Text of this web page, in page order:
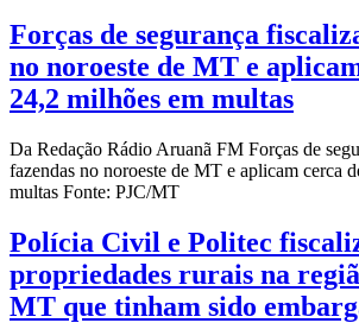
Forças de segurança
no noroeste de MT e
24,2 milhões em multas
Da Redação Rádio Aruanã FM Forças de
fazendas no noroeste de MT e aplicam cerca
multas Fonte: PJC/MT
Polícia Civil e Politec
propriedades rurais na
MT que tinham sido